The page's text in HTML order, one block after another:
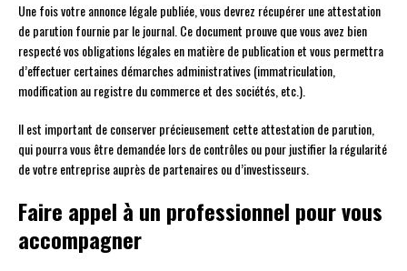
Une fois votre annonce légale publiée, vous devrez récupérer une attestation
de parution fournie par le journal. Ce document prouve que vous avez bien
respecté vos obligations légales en matière de publication et vous permettra
d’effectuer certaines démarches administratives (immatriculation,
modification au registre du commerce et des sociétés, etc.).
Il est important de conserver précieusement cette attestation de parution,
qui pourra vous être demandée lors de contrôles ou pour justifier la régularité
de votre entreprise auprès de partenaires ou d’investisseurs.
Faire appel à un professionnel pour vous
accompagner